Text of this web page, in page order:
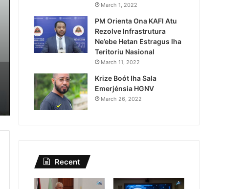
Kazu Transferénsia
Singapura,
March 1, 2022
PM Orienta Ona KAFI Atu
Rezolve Infrastrutura
Ne’ebe Hetan Estragus Iha
Teritoriu Nasional
March 11, 2022
Krize Boót Iha Sala
Emerjénsia HGNV
March 26, 2022
Recent